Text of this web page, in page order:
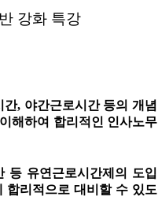
강화 특강
간, 야간근로시간 등의 개념
해하여 합리적인 인사노무
등 유연근로시간제의 도입
합리적으로 대비할 수 있도